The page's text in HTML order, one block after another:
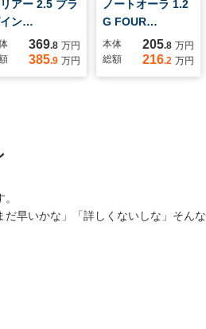
アー 2.5 プラ
ン…
369.8 万円
385.9 万円
ノートオーラ 1.2
G FOUR…
本体 205.8 万円
総額
216.2 万円
早いかな」「詳しくないしな」そん